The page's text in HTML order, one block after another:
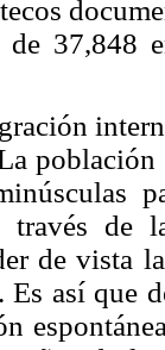
de 37,848
través
de vista
Es así que